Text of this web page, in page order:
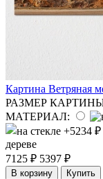
Картина Ветряная
РАЗМЕР
МАТЕРИАЛ:
дереве
7125 ₽ 5397 ₽
В корзину Купить